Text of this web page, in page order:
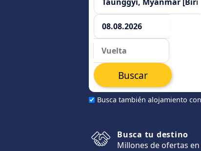
Busca también alojamiento
Buscar
Busca tu destino
Millones de ofertas